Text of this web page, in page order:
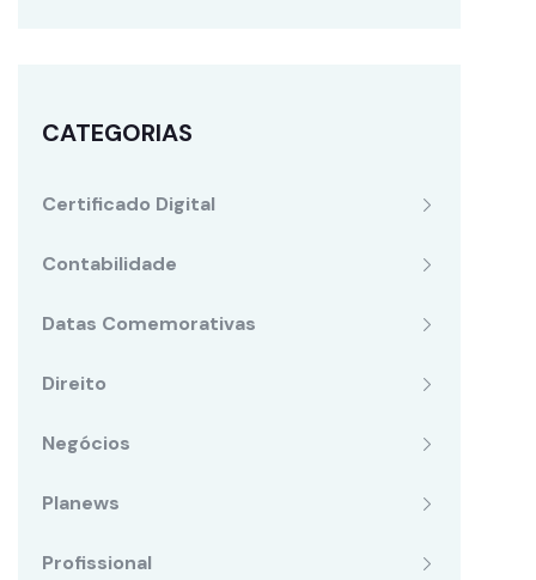
CATEGORIAS
Certificado Digital
Contabilidade
Datas Comemorativas
Direito
Negócios
Planews
Profissional